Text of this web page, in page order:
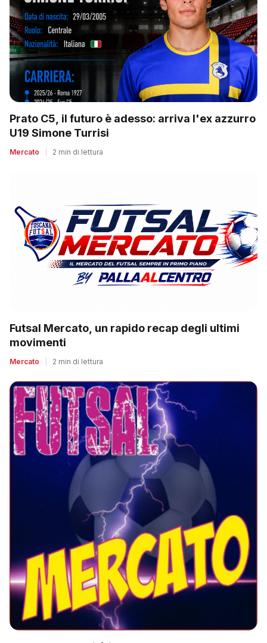
Prato C5, il futuro è adesso: arriva l'ex azzurro
U19 Simone Turrisi
Mercato 2 min di lettura
Futsal Mercato, un rapido recap degli ultimi
movimenti
Mercato 2 min di lettura